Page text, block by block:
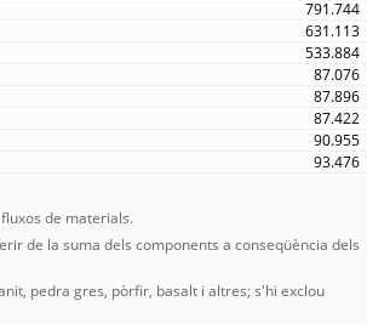
791.744
631.113
533.884
87.076
87.896
87.422
90.955
93.476
de materials.
de la suma dels components a conseqüència dels
pedra gres, pòrfir, basalt i altres; s'hi exclou